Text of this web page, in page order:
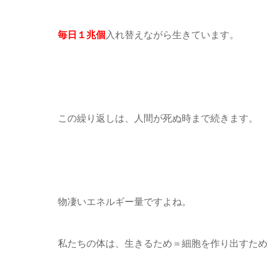
毎日 １兆個 入れ替えながら生きています。
この繰り返しは、人間が死ぬ時まで続きます。
物凄いエネルギー量ですよね。
私たちの体は、生きるため＝細胞を作り出すた